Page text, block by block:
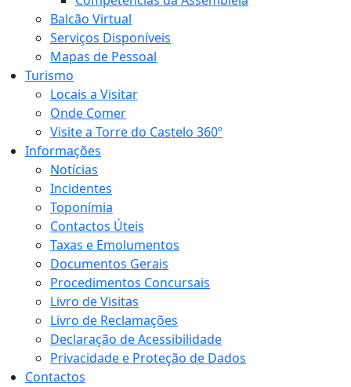
Balcão Virtual
Serviços Disponíveis
Mapas de Pessoal
Turismo
Locais a Visitar
Onde Comer
Visite a Torre do Castelo 360º
Informações
Notícias
Incidentes
Toponímia
Contactos Úteis
Taxas e Emolumentos
Documentos Gerais
Procedimentos Concursais
Livro de Visitas
Livro de Reclamações
Declaração de Acessibilidade
Privacidade e Proteção de Dados
Contactos